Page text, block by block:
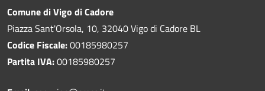
Comune di Vigo di Cadore
Piazza Sant'Orsola, 10, 32040 Vigo di Cadore BL
Codice Fiscale:00185980257
Partita IVA:00185980257